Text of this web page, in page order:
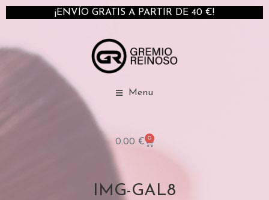
0.00 € 0
Menu
¡ENVÍO GRATIS A PARTIR DE 40 €!
IMG-GAL8